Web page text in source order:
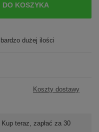
DO KOSZYKA
dużej ilości
Koszty dostawy
Kup teraz, zapłać za 30